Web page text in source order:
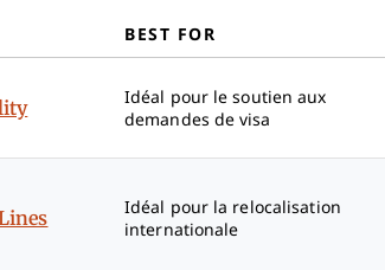
BEST FOR
Idéal pour le soutien aux
demandes de visa
Idéal pour la relocalisation
internationale